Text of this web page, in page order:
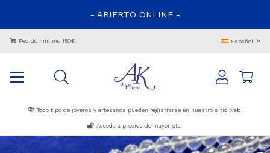
- ABIERTO ONLINE -
Pedido mínimo 150€ Español
Todo tipo de joyeros y artesanos pueden registrarse en nuestro sitio web.
Acceda a precios de mayorista.